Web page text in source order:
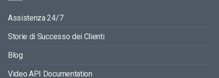
Assistenza 24/7
Storie di Successo dei Clienti
Blog
Video API Documentation